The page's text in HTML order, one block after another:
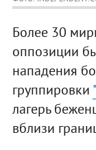
Более 30
оппозиции
нападения
группировки
лагерь
вблизи